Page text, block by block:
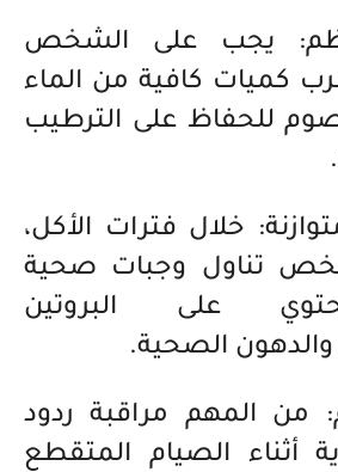
يجب على الشخص
كميات كافية من الماء
للحفاظ على الترطيب
خلال فترات الأكل،
تناول وجبات صحية
على البروتين
والدهون الصحية.
من المهم مراقبة ردود
أثناء الصيام المتقطع